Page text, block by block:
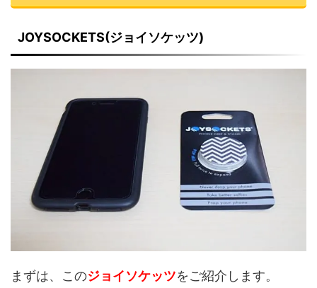
JOYSOCKETS(ジョイソケッツ)
まずは、このジョイソケッツをご紹介します。